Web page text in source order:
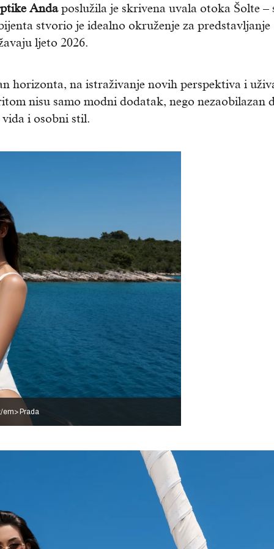
Andaposlužila je skrivena uvala otoka Šolte –
stvorio je idealno okruženje za predstavljanje
ljeto 2026.
horizonta, na istraživanje novih perspektiva i
nisu samo modni dodatak, nego nezaobilazan
i osobni stil.
em> Prada